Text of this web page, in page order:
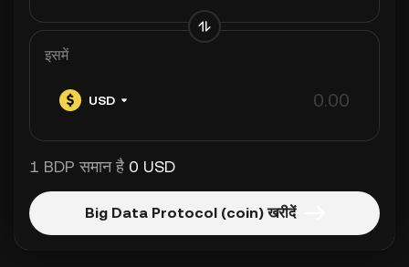
इसमें
USD
1 BDP समान है 0 USD
Big Data Protocol (coin) खरीदें